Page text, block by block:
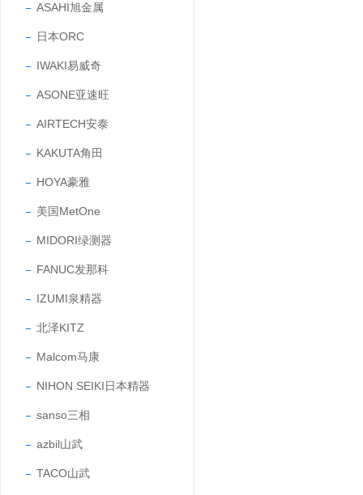
ASAHI旭金属
日本ORC
IWAKI易威奇
ASONE亚速旺
AIRTECH安泰
KAKUTA角田
HOYA豪雅
美国MetOne
MIDORI绿测器
FANUC发那科
IZUMI泉精器
北泽KITZ
Malcom马康
NIHON SEIKI日本精器
sanso三相
azbil山武
TACO山武